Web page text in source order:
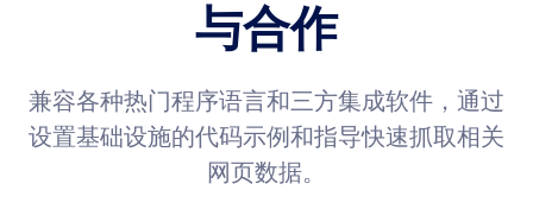
与合作
兼容各种热门程序语言和三方集成软件，通过
设置基础设施的代码示例和指导快速抓取相关
网页数据。